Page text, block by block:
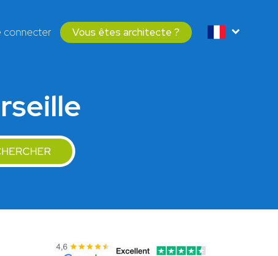
connecter Vous êtes architecte ?